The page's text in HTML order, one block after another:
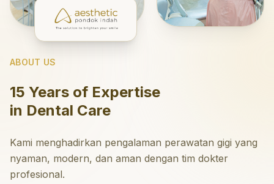
ABOUT US
15 Years of Expertise
in Dental Care
Kami menghadirkan pengalaman perawatan gigi yang
nyaman, modern, dan aman dengan tim dokter
profesional.